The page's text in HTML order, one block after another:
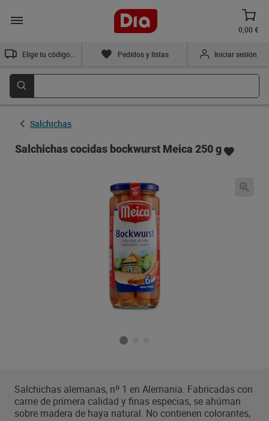
0,00 €
Pedidos y listas Iniciar sesión
Salchichas
Salchichas cocidas bockwurst Meica 250 g
Salchichas alemanas, nº 1 en Alemania. Fabricadas con
carne de primera calidad y finas especias, se ahúman
sobre madera de haya natural. No contienen colorantes,